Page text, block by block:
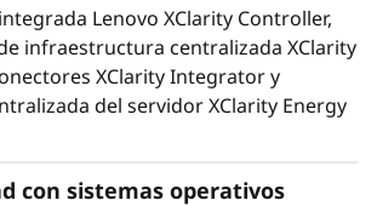
Lenovo XClarity Controller,
infraestructura centralizada XClarity
XClarity Integrator y
del servidor XClarity Energy
con sistemas operativos